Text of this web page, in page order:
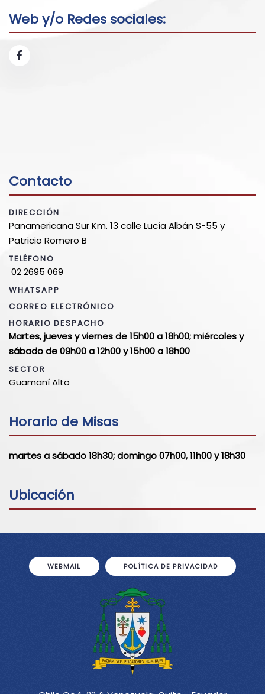
Web y/o Redes sociales:
Contacto
DIRECCIÓN
Panamericana Sur Km. 13 calle Lucía Albán S-55 y
Patricio Romero B
TELÉFONO
02 2695 069
WHATSAPP
CORREO ELECTRÓNICO
HORARIO DESPACHO
Martes, jueves y viernes de 15h00 a 18h00; miércoles y
sábado de 09h00 a 12h00 y 15h00 a 18h00
SECTOR
Guamaní Alto
Horario de Misas
martes a sábado 18h30; domingo 07h00, 11h00 y 18h30
Ubicación
WEBMAIL POLÍTICA DE PRIVACIDAD